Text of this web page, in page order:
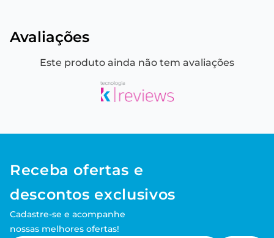
Avaliações
Este produto ainda não tem avaliações
Receba ofertas e
descontos exclusivos
Cadastre-se e acompanhe
nossas melhores ofertas!